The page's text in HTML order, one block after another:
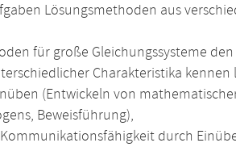
Lösungsmethoden aus
für große Gleichungssysteme
Charakteristika kennen
(Entwickeln von
Beweisführung),
durch